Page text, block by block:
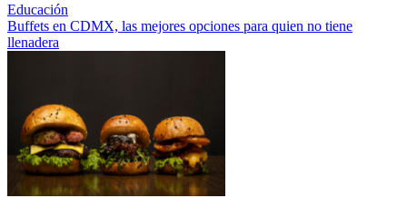
Educación
Buffets en CDMX, las mejores opciones para quien no tiene
llenadera